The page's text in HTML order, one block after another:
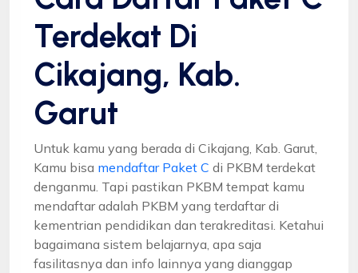
Terdekat Di
Cikajang, Kab.
Garut
Untuk kamu yang berada di Cikajang, Kab. Garut,
Kamu bisa mendaftar Paket C di PKBM terdekat
denganmu. Tapi pastikan PKBM tempat kamu
mendaftar adalah PKBM yang terdaftar di
kementrian pendidikan dan terakreditasi. Ketahui
bagaimana sistem belajarnya, apa saja
fasilitasnya dan info lainnya yang dianggap